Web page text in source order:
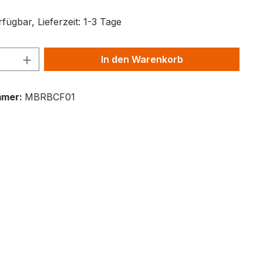
Lieferzeit: 1-3 Tage
Anzahl: Gib den gewünschten Wert
In den Warenkorb
MBRBCF01